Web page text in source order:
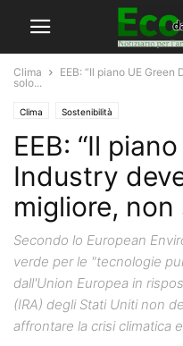
Clima
EEB: “Il piano UE
solo...
Clima Sostenibilità
EEB: “Il
Industry
migliore, non
Secondo lo European
verde per le "tecnologie
dall'Union Europea in
(IRA) degli Stati Uniti non
affrontare la crisi climatica